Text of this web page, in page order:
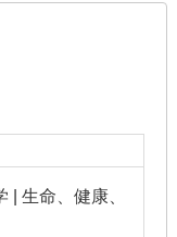
| 生命、健康、